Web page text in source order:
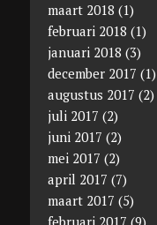
maart 2018 (1)
februari 2018 (1)
januari 2018 (3)
december 2017 (1)
augustus 2017 (2)
juli 2017 (2)
juni 2017 (2)
mei 2017 (2)
april 2017 (7)
maart 2017 (5)